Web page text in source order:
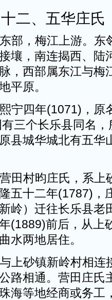
十二、五华庄氏
部，梅江上游。东
壤，南连揭西、陆
，西部属东江与梅
平原。
宁四年(1071)，原
三个长乐县同名
县城华城北有五华
田村昀庄氏，系上
五十二年(1787)，
岭）迁往长乐县老
(1889)前后，从上
水两地居住。
上砂镇新岭村相连
路相通。营田庄氏
海等地经商或务工